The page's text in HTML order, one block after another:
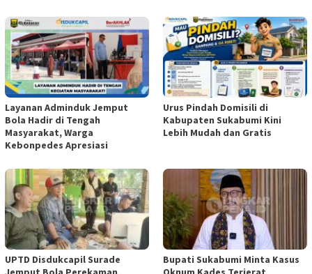
Layanan Adminduk Jemput
Bola Hadir di Tengah
Masyarakat, Warga
Kebonpedes Apresiasi
Urus Pindah Domisili di
Kabupaten Sukabumi Kini
Lebih Mudah dan Gratis
UPTD Disdukcapil Surade
Bupati Sukabumi Minta Kasus